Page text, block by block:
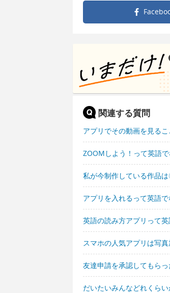
関連する質問
アプリでその動画を見る
ZOOMしよう！って英語
私が今制作している作品
アプリを入れるって英語
英語の読み方アプリって
スマホの人気アプリは写
友達申請を承認してもら
だいたいみんなどれくら